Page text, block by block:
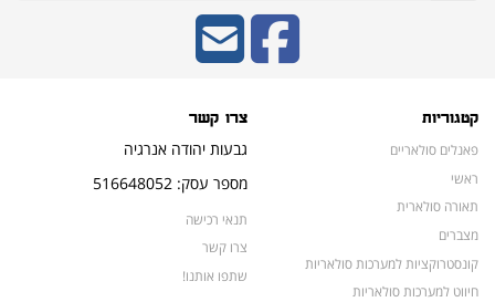
קטגוריות
פאנלים סולאריים
ראשי
תאורה סולארית
מצברים
קונסטרוקציות למערכות סולאריות
חיווט למערכות סולאריות
צרו קשר
גבעות יהודה אנרגיה
מספר עסק: 516648052
תנאי רכישה
צרו קשר
שתפו אותנו!